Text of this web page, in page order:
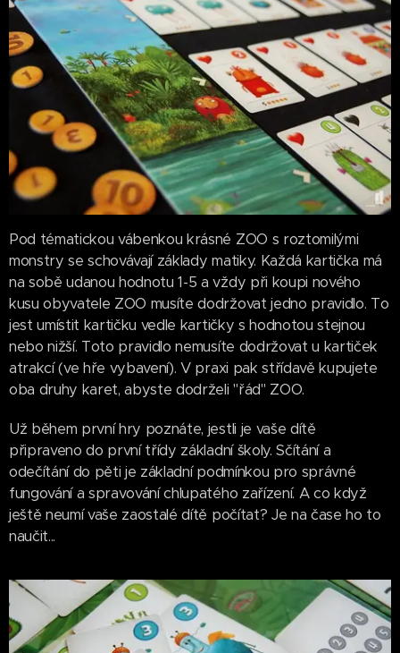
Pod tématickou vábenkou krásné ZOO s roztomilými
monstry se schovávají základy matiky. Každá kartička má
na sobě udanou hodnotu 1-5 a vždy při koupi nového
kusu obyvatele ZOO musíte dodržovat jedno pravidlo. To
jest umístit kartičku vedle kartičky s hodnotou stejnou
nebo nižší. Toto pravidlo nemusíte dodržovat u kartiček
atrakcí (ve hře vybavení). V praxi pak střídavě kupujete
oba druhy karet, abyste dodrželi "řád" ZOO.
Už během první hry poznáte, jestli je vaše dítě
připraveno do první třídy základní školy. Sčítání a
odečítání do pěti je základní podmínkou pro správné
fungování a spravování chlupatého zařízení. A co když
ještě neumí vaše zaostalé dítě počítat? Je na čase ho to
naučit...